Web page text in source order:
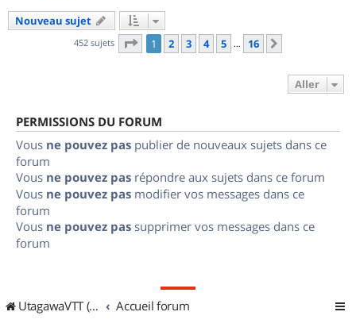
Nouveau sujet
452 sujets Page 1sur
1 2 3 4 5 … 16
Aller
PERMISSIONS DU FORUM
Vous ne pouvez pas publier de nouveaux sujets dans ce
forum
Vous ne pouvez pas répondre aux sujets dans ce forum
Vous ne pouvez pas modifier vos messages dans ce
forum
Vous ne pouvez pas supprimer vos messages dans ce
forum
UtagawaVTT (Randos VTT et VTTAE avec traces GPS) Accueil forum